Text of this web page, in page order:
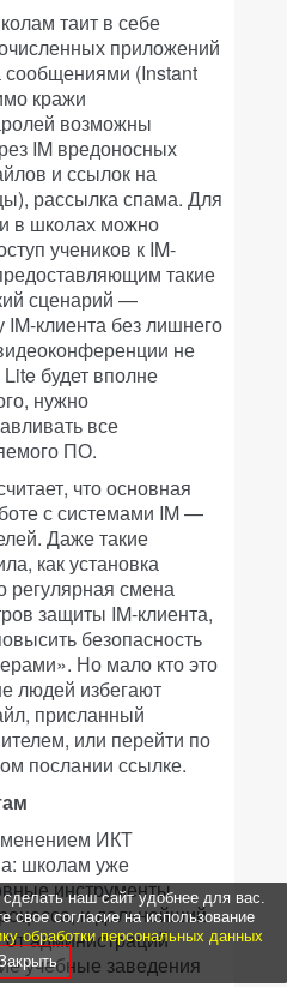
таит в себе
приложений
сообщениями (Instant
кражи
возможны
IM вредоносных
и ссылок на
рассылка спама. Для
в школах можно
учеников к IM-
такие
сценарий —
IM-клиента без лишнего
не
будет вполне
нужно
все
ПО.
что основная
с системами IM —
Даже такие
как установка
регулярная смена
защиты IM-клиента,
безопасность
Но мало кто это
людей избегают
присланный
или перейти по
послании ссылке.
ИКТ
школам уже
инструменты
и дальнейший
администраций
учебные заведения
наш сайт удобнее для вас.
свое согласие на использование
обработки персональных данных